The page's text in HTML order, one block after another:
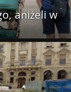
aniżeli w